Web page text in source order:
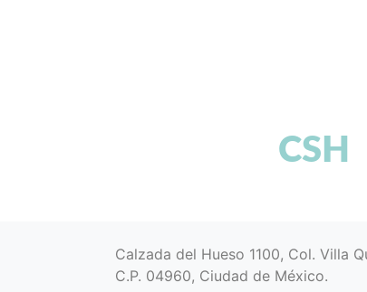
CSH
Calzada del Hueso 1100, Col. Villa
C.P. 04960, Ciudad de México.